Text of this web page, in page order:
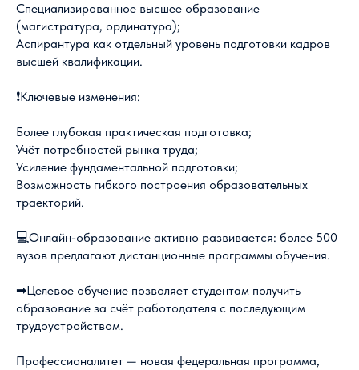
Специализированное высшее образование
(магистратура, ординатура);
Аспирантура как отдельный уровень подготовки кадров
высшей квалификации.
❗Ключевые изменения:
Более глубокая практическая подготовка;
Учёт потребностей рынка труда;
Усиление фундаментальной подготовки;
Возможность гибкого построения образовательных
траекторий.
💻Онлайн-образование активно развивается: более 500
вузов предлагают дистанционные программы обучения.
➡Целевое обучение позволяет студентам получить
образование за счёт работодателя с последующим
трудоустройством.
Профессионалитет — новая федеральная программа,